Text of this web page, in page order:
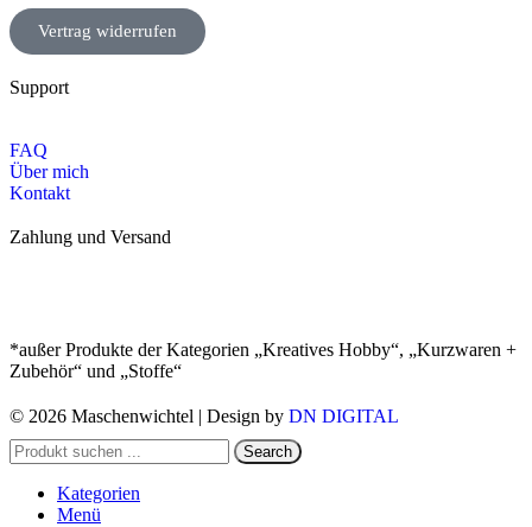
Vertrag widerrufen
Support
FAQ
Über mich
Kontakt
Zahlung und Versand
*außer Produkte der Kategorien „Kreatives Hobby“, „Kurzwaren +
Zubehör“ und „Stoffe“
© 2026 Maschenwichtel | Design by DN DIGITAL
Search
Kategorien
Menü